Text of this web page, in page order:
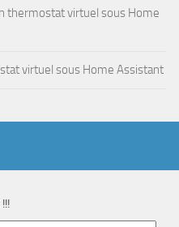
thermostat virtuel sous Home
virtuel sous Home Assistant